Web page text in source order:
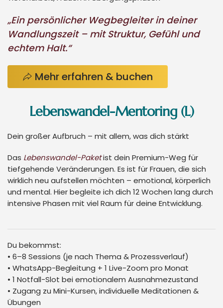
„Ein persönlicher Wegbegleiter in deiner
Wandlungszeit – mit Struktur, Gefühl und
echtem Halt.“
Mehr erfahren & buchen
Lebenswandel-Mentoring (L)
Dein großer Aufbruch – mit allem, was dich stärkt
Das Lebenswandel-Paketist dein Premium-Weg für
tiefgehende Veränderungen. Es ist für Frauen, die sich
wirklich neu aufstellen möchten – emotional, körperlich
und mental. Hier begleite ich dich 12 Wochen lang durch
intensive Phasen mit viel Raum für deine Entwicklung.
Du bekommst:
• 6–8 Sessions (je nach Thema & Prozessverlauf)
• WhatsApp-Begleitung + 1 Live-Zoom pro Monat
• 1 Notfall-Slot bei emotionalem Ausnahmezustand
• Zugang zu Mini-Kursen, individuelle Meditationen &
Übungen